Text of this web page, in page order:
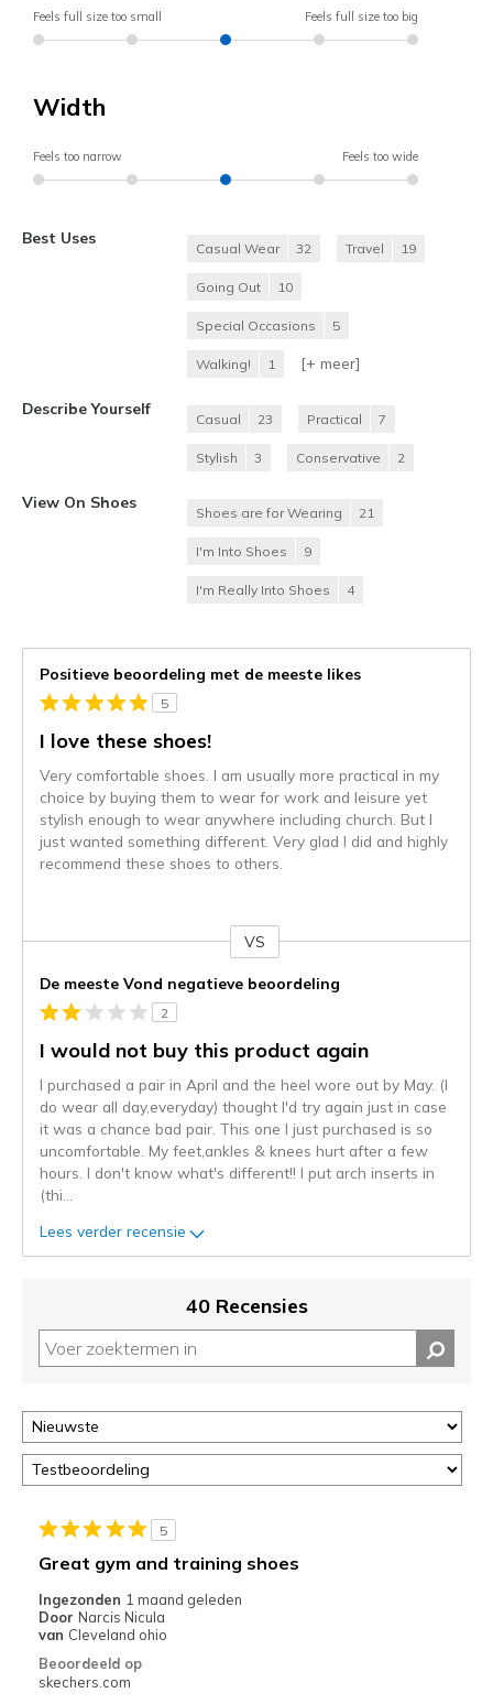
Feels full size too small Feels full size too big
Width
Feels too narrow Feels too wide
Best Uses
Casual Wear 32 Travel 19
Going Out 10
Special Occasions 5
Walking! 1 [+ meer]
Describe Yourself
Casual 23 Practical 7
Stylish 3 Conservative 2
View On Shoes
Shoes are for Wearing 21
I'm Into Shoes 9
I'm Really Into Shoes 4
Positieve beoordeling met de meeste likes
5
I love these shoes!
Very comfortable shoes. I am usually more practical in my
choice by buying them to wear for work and leisure yet
stylish enough to wear anywhere including church. But I
just wanted something different. Very glad I did and highly
recommend these shoes to others.
content
wordt
momenteel
gemigreerd
de
niejee
page_id.
kunt
status
van
deze
of
door
<a
href="javascript:location.href=location.pathname;">hier</a>
page
met
migratiegeschiedenis
van
de
page_id
VS
De meeste Vond negatieve beoordeling
2
I would not buy this product again
I purchased a pair in April and the heel wore out by May. (I
do wear all day,everyday) thought I'd try again just in case
it was a chance bad pair. This one I just purchased is so
uncomfortable. My feet,ankles & knees hurt after a few
hours. I don't know what's different!! I put arch inserts in
(thi
Lees verder recensie
40 Recensies
5
Great gym and training shoes
Ingezonden 1 maand geleden
Door Narcis Nicula
van Cleveland ohio
Beoordeeld op
skechers.com